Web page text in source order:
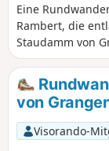
Eine
Rambert, die
Staudamm von
Schluchten bietet.
von
Visorando-